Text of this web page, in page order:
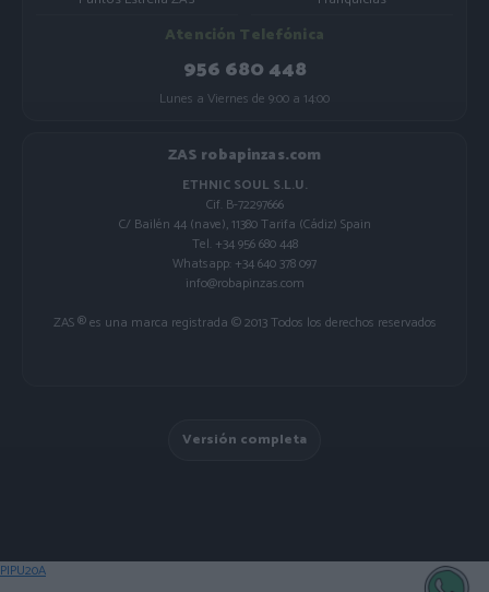
Atención Telefónica
956 680 448
Lunes a Viernes de 9:00 a 14:00
ZAS robapinzas.com
ETHNIC SOUL S.L.U.
Cif. B-72297666
C/ Bailén 44 (nave), 11380 Tarifa (Cádiz) Spain
Tel. +34 956 680 448
Whatsapp: +34 640 378 097
info@robapinzas.com
ZAS ® es una marca registrada © 2013 Todos los derechos reservados
Versión completa
PIPU20A